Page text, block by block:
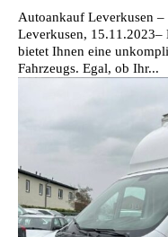
Autoankauf Leverkusen –
Leverkusen, 15.11.2023–
bietet Ihnen eine
Fahrzeugs. Egal, ob Ihr...